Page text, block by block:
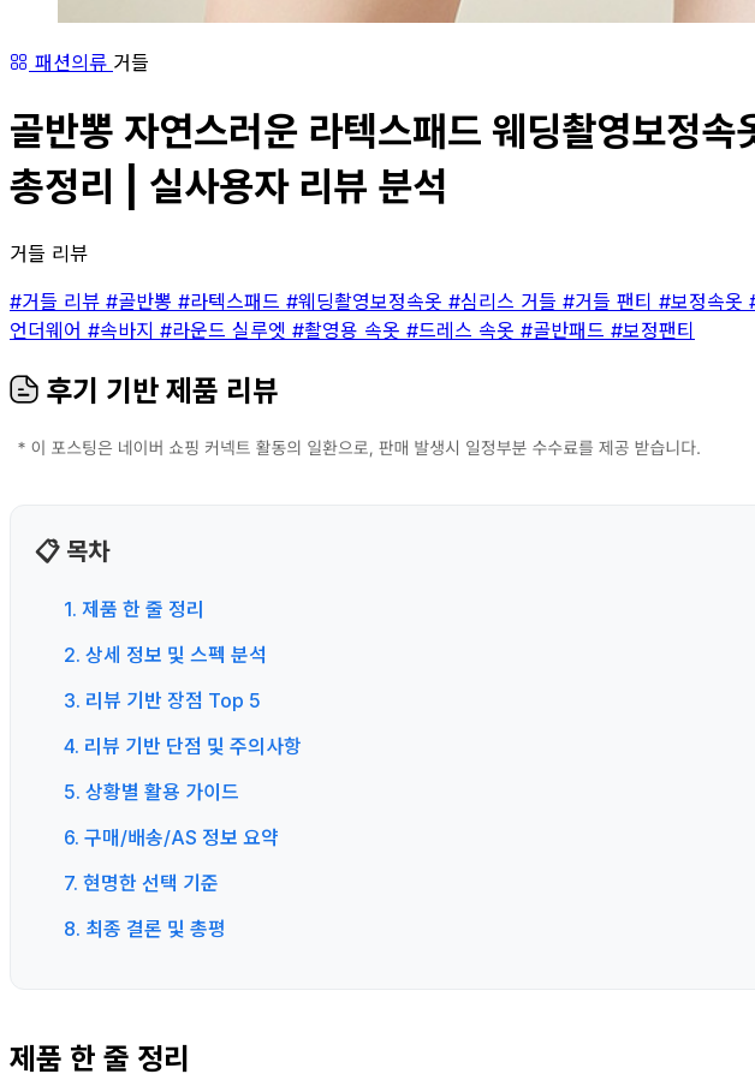
패션의류 거들
골반뽕 자연스러운 라텍스패드 웨딩촬영보정
총정리 | 실사용자 리뷰 분석
거들 리뷰
#거들 리뷰 #골반뽕 #라텍스패드 #웨딩촬영보정속옷 #심리스 거들 #거들 팬티 #보정속옷
언더웨어 #속바지 #라운드 실루엣 #촬영용 속옷 #드레스 속옷 #골반패드 #보정팬티
후기 기반 제품 리뷰
📋 목차
1. 제품 한 줄 정리
2. 상세 정보 및 스펙 분석
3. 리뷰 기반 장점 Top 5
4. 리뷰 기반 단점 및 주의사항
5. 상황별 활용 가이드
6. 구매/배송/AS 정보 요약
7. 현명한 선택 기준
8. 최종 결론 및 총평
제품 한 줄 정리